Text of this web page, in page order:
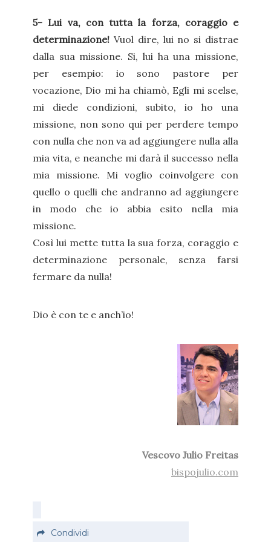
5- Lui va, con tutta la forza, coraggio e
determinazione! Vuol dire, lui no si distrae
dalla sua missione. Si, lui ha una missione,
per esempio: io sono pastore per
vocazione, Dio mi ha chiamò, Egli mi scelse,
mi diede condizioni, subito, io ho una
missione, non sono qui per perdere tempo
con nulla che non va ad aggiungere nulla alla
mia vita, e neanche mi darà il successo nella
mia missione. Mi voglio coinvolgere con
quello o quelli che andranno ad aggiungere
in modo che io abbia esito nella mia
missione.
Così lui mette tutta la sua forza, coraggio e
determinazione personale, senza farsi
fermare da nulla!
Dio è con te e anch’io!
Vescovo Julio Freitas
bispojulio.com
Condividi